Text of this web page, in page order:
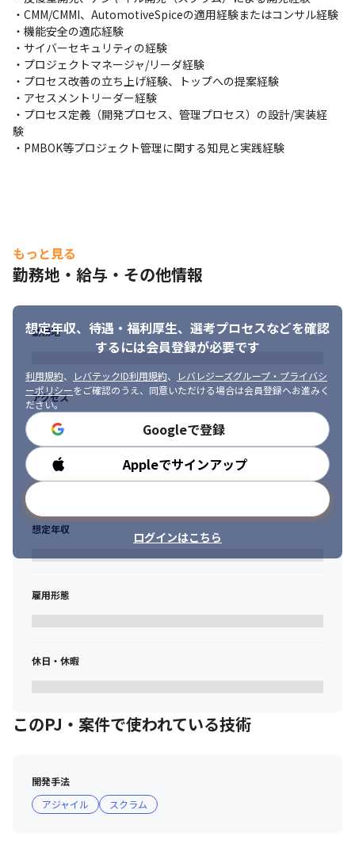
業務を通じてスキルアップできます。
・CMM/CMMI、AutomotiveSpiceの適用経験またはコンサル経験
・機能安全の適応経験
・サイバーセキュリティの経験
・プロジェクトマネージャ/リーダ経験
・プロセス改善の立ち上げ経験、トップへの提案経験
・アセスメントリーダー経験
・プロセス定義（開発プロセス、管理プロセス）の設計/実装経
験
・PMBOK等プロジェクト管理に関する知見と実践経験
もっと見る
勤務地・給与・その他情報
想定年収、待遇・福利厚生、 選考プロセスなどを確認
するには会員登録が必要です
利用規約、 レバテックID利用規約、
レバレジーズグループ・プライバシ
ーポリシーをご確認のうえ、同意いただける場合は会員登録へお進みく
ださい。
Googleで登録
Appleでサインアップ
ログインはこちら
勤務地
アクセス
勤務時間
想定年収
雇用形態
休日・休暇
このPJ・案件で使われている技術
開発手法
アジャイル
スクラム